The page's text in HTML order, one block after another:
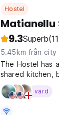
Hostel
Matianellu
9.3Superb
5.45km från city
The Hostel has
shared kitchen,
the heart of
convenience.
värd